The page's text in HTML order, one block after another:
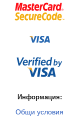
Информация:
Общи условия